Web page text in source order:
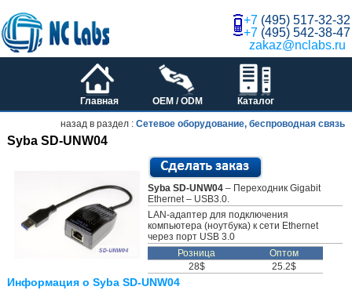
+7 (495) 517-32-32
+7 (495) 542-38-47
zakaz@nclabs.ru
Главная OEM / ODM Каталог
назад в раздел :Сетевое оборудование, беспроводная связь
Syba SD-UNW04
Syba SD-UNW04– Переходник Gigabit
Ethernet – USB3.0.
LAN-адаптер для подключения
компьютера (ноутбука) к сети Ethernet
через порт USB 3.0
Розница
Оптом
28$
25.2$
Информация о Syba SD-UNW04